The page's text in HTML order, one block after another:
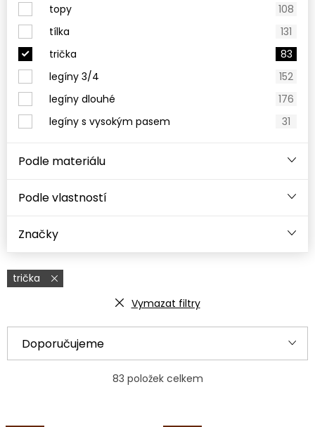
topy
108
tílka
131
trička
83
legíny 3/4
152
legíny dlouhé
176
legíny s vysokým pasem
31
Podle materiálu
Podle vlastností
Značky
trička
Vymazat filtry
ý
a
Doporučujeme
83 položek celkem